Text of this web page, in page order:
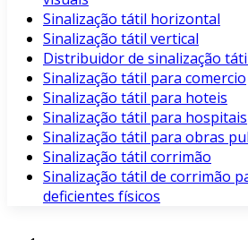
Sinalização tátil horizontal
Sinalização tátil vertical
Distribuidor de sinalização
Sinalização tátil para comercio
Sinalização tátil para hoteis
Sinalização tátil para hospitais
Sinalização tátil para obras
Sinalização tátil corrimão
Sinalização tátil de corrimão
deficientes físicos